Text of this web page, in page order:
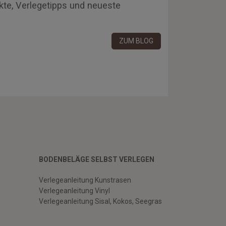
Verlegetipps und neueste
ZUM BLOG
BODENBELÄGE SELBST VERLEGEN
Verlegeanleitung Kunstrasen
Verlegeanleitung Vinyl
Verlegeanleitung Sisal, Kokos, Seegras